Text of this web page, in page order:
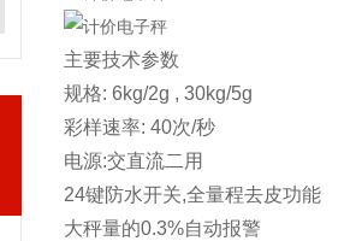
主要技术参数
规格: 6kg/2g , 30kg/5g
彩样速率: 40次/秒
电源:交直流二用
24键防水开关,全量程去皮功能
大秤量的0.3%自动报警